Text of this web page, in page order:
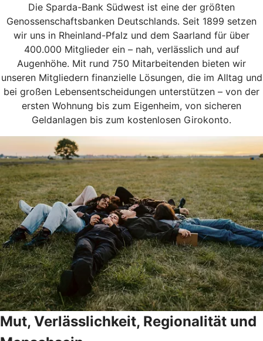
Die Sparda-Bank Südwest ist eine der größten
Genossenschaftsbanken Deutschlands. Seit 1899 setzen
wir uns in Rheinland-Pfalz und dem Saarland für über
400.000 Mitglieder ein – nah, verlässlich und auf
Augenhöhe. Mit rund 750 Mitarbeitenden bieten wir
unseren Mitgliedern finanzielle Lösungen, die im Alltag und
bei großen Lebensentscheidungen unterstützen – von der
ersten Wohnung bis zum Eigenheim, von sicheren
Geldanlagen bis zum kostenlosen Girokonto.
Mut, Verlässlichkeit, Regionalität und